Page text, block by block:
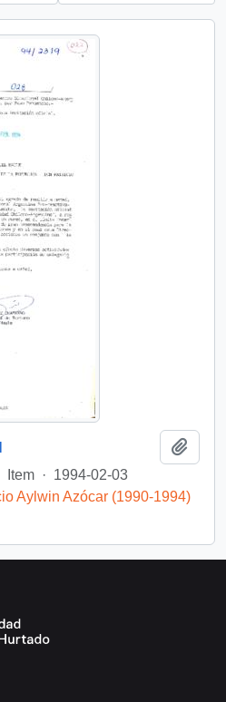
Item · 1994-02-03
Aylwin Azócar (1990-1994)